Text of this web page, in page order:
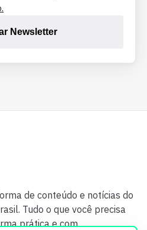
Newsletter
de conteúdo e notícias do
Tudo o que você precisa
prática e com